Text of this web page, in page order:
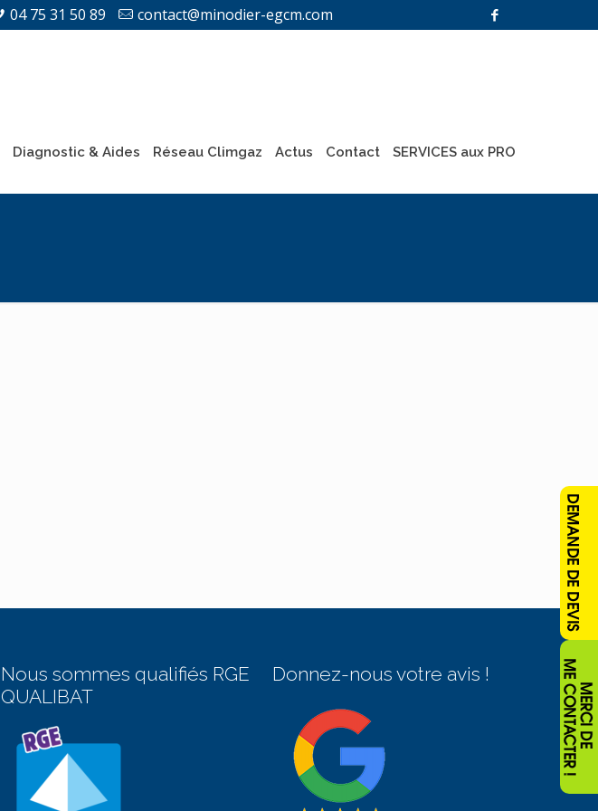
04 75 31 50 89 contact@minodier-egcm.com
Diagnostic & Aides Réseau Climgaz Actus Contact SERVICES aux PRO
Nous sommes qualifiés RGE
QUALIBAT
Donnez-nous votre avis !